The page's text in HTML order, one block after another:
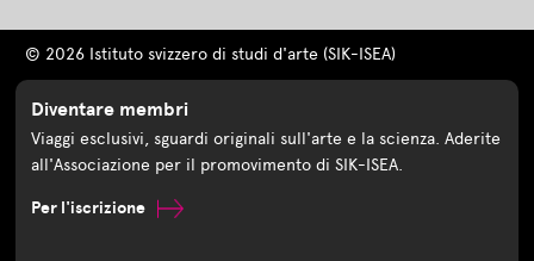
© 2026 Istituto svizzero di studi d'arte (SIK-ISEA)
Diventare membri
Viaggi esclusivi, sguardi originali sull'arte e la scienza. Aderite
all'Associazione per il promovimento di SIK-ISEA.
Per l'iscrizione